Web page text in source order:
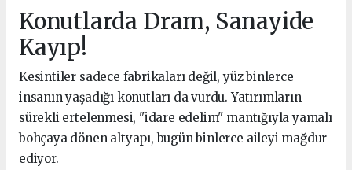
Konutlarda Dram, Sanayide
Kayıp!
Kesintiler sadece fabrikaları değil, yüz binlerce
insanın yaşadığı konutları da vurdu. Yatırımların
sürekli ertelenmesi, "idare edelim" mantığıyla yamalı
bohçaya dönen altyapı, bugün binlerce aileyi mağdur
ediyor.